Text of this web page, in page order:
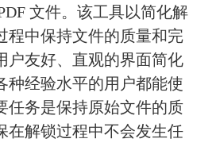
文件。该工具以简化解
程中保持文件的质量和完
户友好、直观的界面简化
种经验水平的用户都能使
任务是保持原始文件的质
在解锁过程中不会发生任